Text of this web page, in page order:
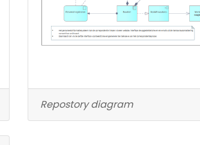
Repostory diagram